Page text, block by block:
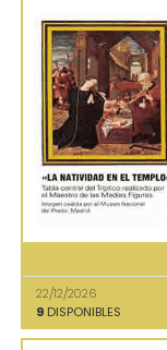
22/12/2026
9 DISPONIBLES